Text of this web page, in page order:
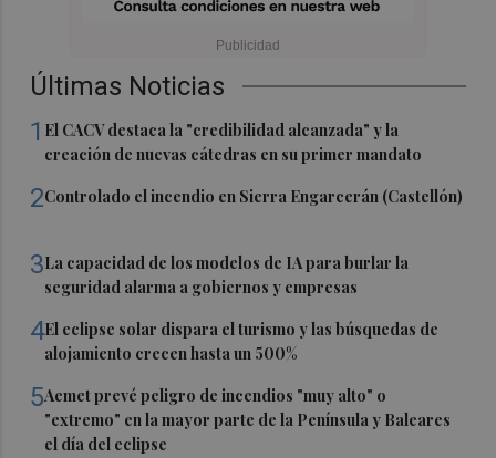
Últimas Noticias
1 El CACV destaca la "credibilidad alcanzada" y la
creación de nuevas cátedras en su primer mandato
2Controlado el incendio en Sierra Engarcerán (Castellón)
3La capacidad de los modelos de IA para burlar la
seguridad alarma a gobiernos y empresas
4El eclipse solar dispara el turismo y las búsquedas de
alojamiento crecen hasta un 500%
5Aemet prevé peligro de incendios "muy alto" o
"extremo" en la mayor parte de la Península y Baleares
el día del eclipse